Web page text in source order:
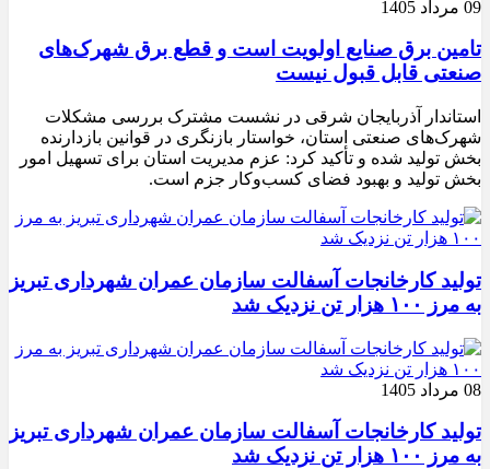
09 مرداد 1405
تامین برق صنایع اولویت است و قطع برق شهرک‌های
صنعتی قابل قبول نیست
استاندار آذربایجان شرقی در نشست مشترک بررسی مشکلات
شهرک‌های صنعتی استان، خواستار بازنگری در قوانین بازدارنده
بخش تولید شده و تأکید کرد: عزم مدیریت استان برای تسهیل امور
بخش تولید و بهبود فضای کسب‌وکار جزم است.
تولید کارخانجات آسفالت سازمان عمران شهرداری تبریز
به مرز ۱۰۰ هزار تن نزدیک شد
08 مرداد 1405
تولید کارخانجات آسفالت سازمان عمران شهرداری تبریز
به مرز ۱۰۰ هزار تن نزدیک شد